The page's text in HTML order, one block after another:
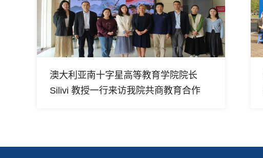
澳大利亚南十字星高等教育学院院长
Silivi 教授一行来访我院共商教育合作